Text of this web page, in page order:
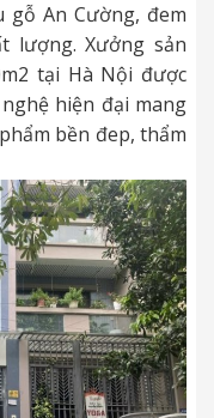
An Cường, đem
lượng. Xưởng sản
tại Hà Nội được
hiện đại mang
bền đep, thẩm